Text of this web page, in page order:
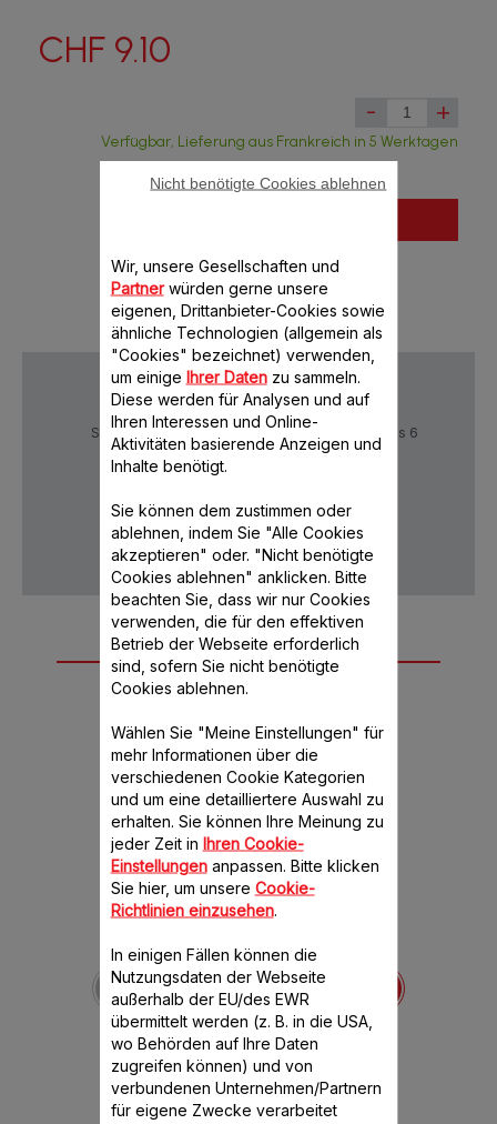
CHF 9.10
- +
Verfügbar, Lieferung aus Frankreich in 5 Werktagen
Sichere Zahlung
Lieferzeiten: 5 bis 6
Verktage
Datenschutz AGB
Weiteres
empfohlenes
Zubehör
Deckel für den
Zerkleinerungsbehälter
SS-1530000617
Transparent
Verfügbare Menge.
CHF 9.10
Wir, unsere Gesellschaften und
Partnerwürden gerne unsere
eigenen, Drittanbieter-Cookies sowie
ähnliche Technologien (allgemein als
"Cookies" bezeichnet) verwenden,
um einige Ihrer Datenzu sammeln.
Diese werden für Analysen und auf
Ihren Interessen und Online-
Aktivitäten basierende Anzeigen und
Inhalte benötigt.
Sie können dem zustimmen oder
ablehnen, indem Sie "Alle Cookies
akzeptieren" oder. "Nicht benötigte
Cookies ablehnen" anklicken. Bitte
beachten Sie, dass wir nur Cookies
verwenden, die für den effektiven
Betrieb der Webseite erforderlich
sind, sofern Sie nicht benötigte
Cookies ablehnen.
Wählen Sie "Meine Einstellungen" für
mehr Informationen über die
verschiedenen Cookie Kategorien
und um eine detailliertere Auswahl zu
erhalten. Sie können Ihre Meinung zu
jeder Zeit in Ihren Cookie-
Einstellungenanpassen. Bitte klicken
Sie hier, um unsere Cookie-
Richtlinien einzusehen.
In einigen Fällen können die
Nutzungsdaten der Webseite
außerhalb der EU/des EWR
übermittelt werden (z. B. in die USA,
wo Behörden auf Ihre Daten
zugreifen können) und von
verbundenen Unternehmen/Partnern
für eigene Zwecke verarbeitet
Nicht benötigte Cookies ablehnen